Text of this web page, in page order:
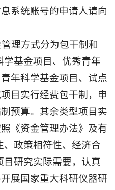
系统账号的申请人请向
理方式分为包干制和
基金项目、优秀青年
年科学基金项目、试点
目实行经费包干制，申
预算。其余类型项目实
《资金管理办法》及有
、政策相符性、经济合
目研究实际需要，认真
展国家重大科研仪器研